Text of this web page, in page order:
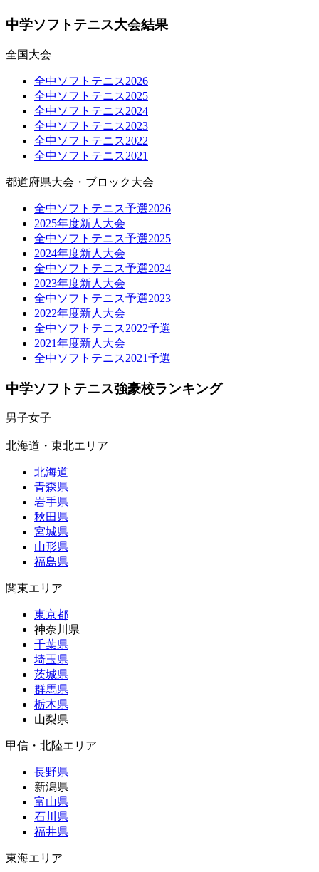
中学ソフトテニス大会結果
全国大会
全中ソフトテニス2026
全中ソフトテニス2025
全中ソフトテニス2024
全中ソフトテニス2023
全中ソフトテニス2022
全中ソフトテニス2021
都道府県大会・ブロック大会
全中ソフトテニス予選2026
2025年度新人大会
全中ソフトテニス予選2025
2024年度新人大会
全中ソフトテニス予選2024
2023年度新人大会
全中ソフトテニス予選2023
2022年度新人大会
全中ソフトテニス2022予選
2021年度新人大会
全中ソフトテニス2021予選
中学ソフトテニス強豪校ランキング
男子女子
北海道・東北エリア
北海道
青森県
岩手県
秋田県
宮城県
山形県
福島県
関東エリア
東京都
神奈川県
千葉県
埼玉県
茨城県
群馬県
栃木県
山梨県
甲信・北陸エリア
長野県
新潟県
富山県
石川県
福井県
東海エリア